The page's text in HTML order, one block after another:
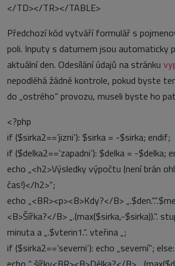
</TD></TR></TABLE>
Předchozí kód vytváří formulář s
poli. Inputy s datumem jsou automaticky
aktuální den. Odesílání údajů na stránku
nepodléhá žádné kontrole, pokud byste
do „ostrého“ provozu, museli byste ho
<?php
if ($sirka2==’jizni‘): $sirka = -$sirka; endif;
if ($delka2==’zapadni‘): $delka = -$delka;
echo „<h2>Výsledky výpočtu (není brán
čas!)</h2>“;
echo „<BR><p><B>Kdy?</B>
<B>Šířka?</B> „.(max($sirka,-$sirka)).“.
minuta a „.$vterin1.“. vteřina „;
if ($sirka2==’severni‘): echo „severní“;